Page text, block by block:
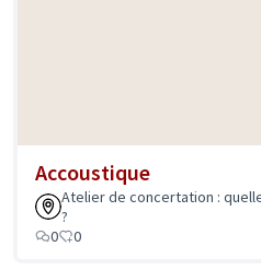
Accoustique
Atelier de concertation :
?
0
0